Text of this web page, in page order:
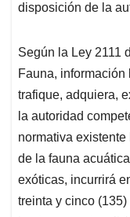
disposición de la
Según la Ley 2111
Fauna,
trafique, adquiera,
la autoridad
normativa
de la fauna
exóticas, incurrirá
treinta y cinco